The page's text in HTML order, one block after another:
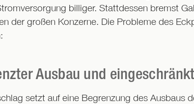
billiger. Stattdessen bremst
der großen Konzerne. Die Probleme des
Ausbau und
setzt auf eine Begrenzung des